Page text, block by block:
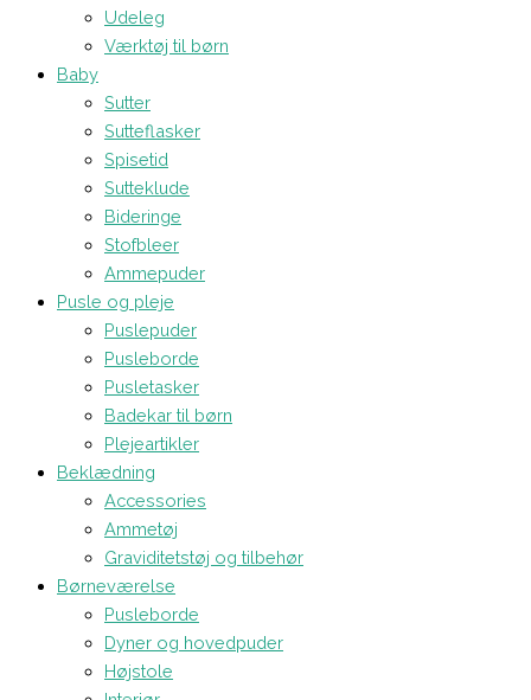
Udeleg
Værktøj til børn
Baby
Sutter
Sutteflasker
Spisetid
Sutteklude
Bideringe
Stofbleer
Ammepuder
Pusle og pleje
Puslepuder
Pusleborde
Pusletasker
Badekar til børn
Plejeartikler
Beklædning
Accessories
Ammetøj
Graviditetstøj og tilbehør
Børneværelse
Pusleborde
Dyner og hovedpuder
Højstole